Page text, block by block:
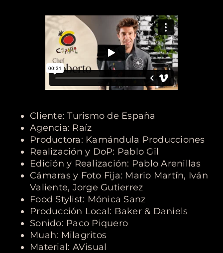
Cliente: Turismo de España
Agencia: Raíz
Productora: Kamándula Producciones
Realización y DoP: Pablo Gil
Edición y Realización: Pablo Arenillas
Cámaras y Foto Fija: Mario Martín, Iván
Valiente, Jorge Gutierrez
Food Stylist: Mónica Sanz
Producción Local: Baker & Daniels
Sonido: Paco Piquero
Muah: Milagritos
Material: AVisual